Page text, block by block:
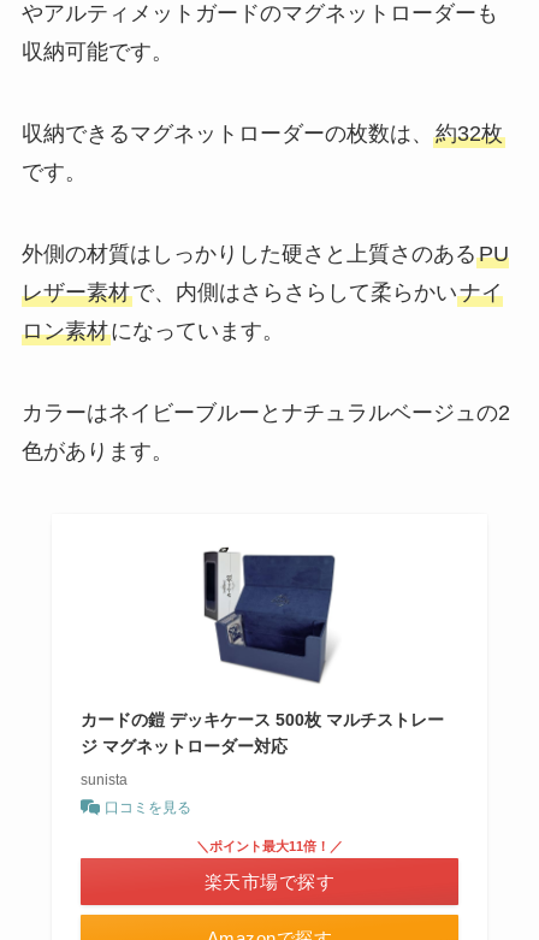
やアルティメットガードのマグネットローダーも
収納可能です。
収納できるマグネットローダーの枚数は、 約32枚
です。
外側の材質はしっかりした硬さと上質さのあるPU
レザー素材で、内側はさらさらして柔らかいナイ
ロン素材になっています。
カラーはネイビーブルーとナチュラルベージュの2
色があります。
カードの鎧 デッキケース 500枚 マルチストレー
ジ マグネットローダー対応
sunista
口コミを見る
＼ポイント最大11倍！／
楽天市場で探す